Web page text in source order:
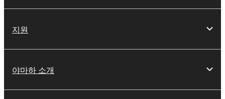
지원
야마하 소개